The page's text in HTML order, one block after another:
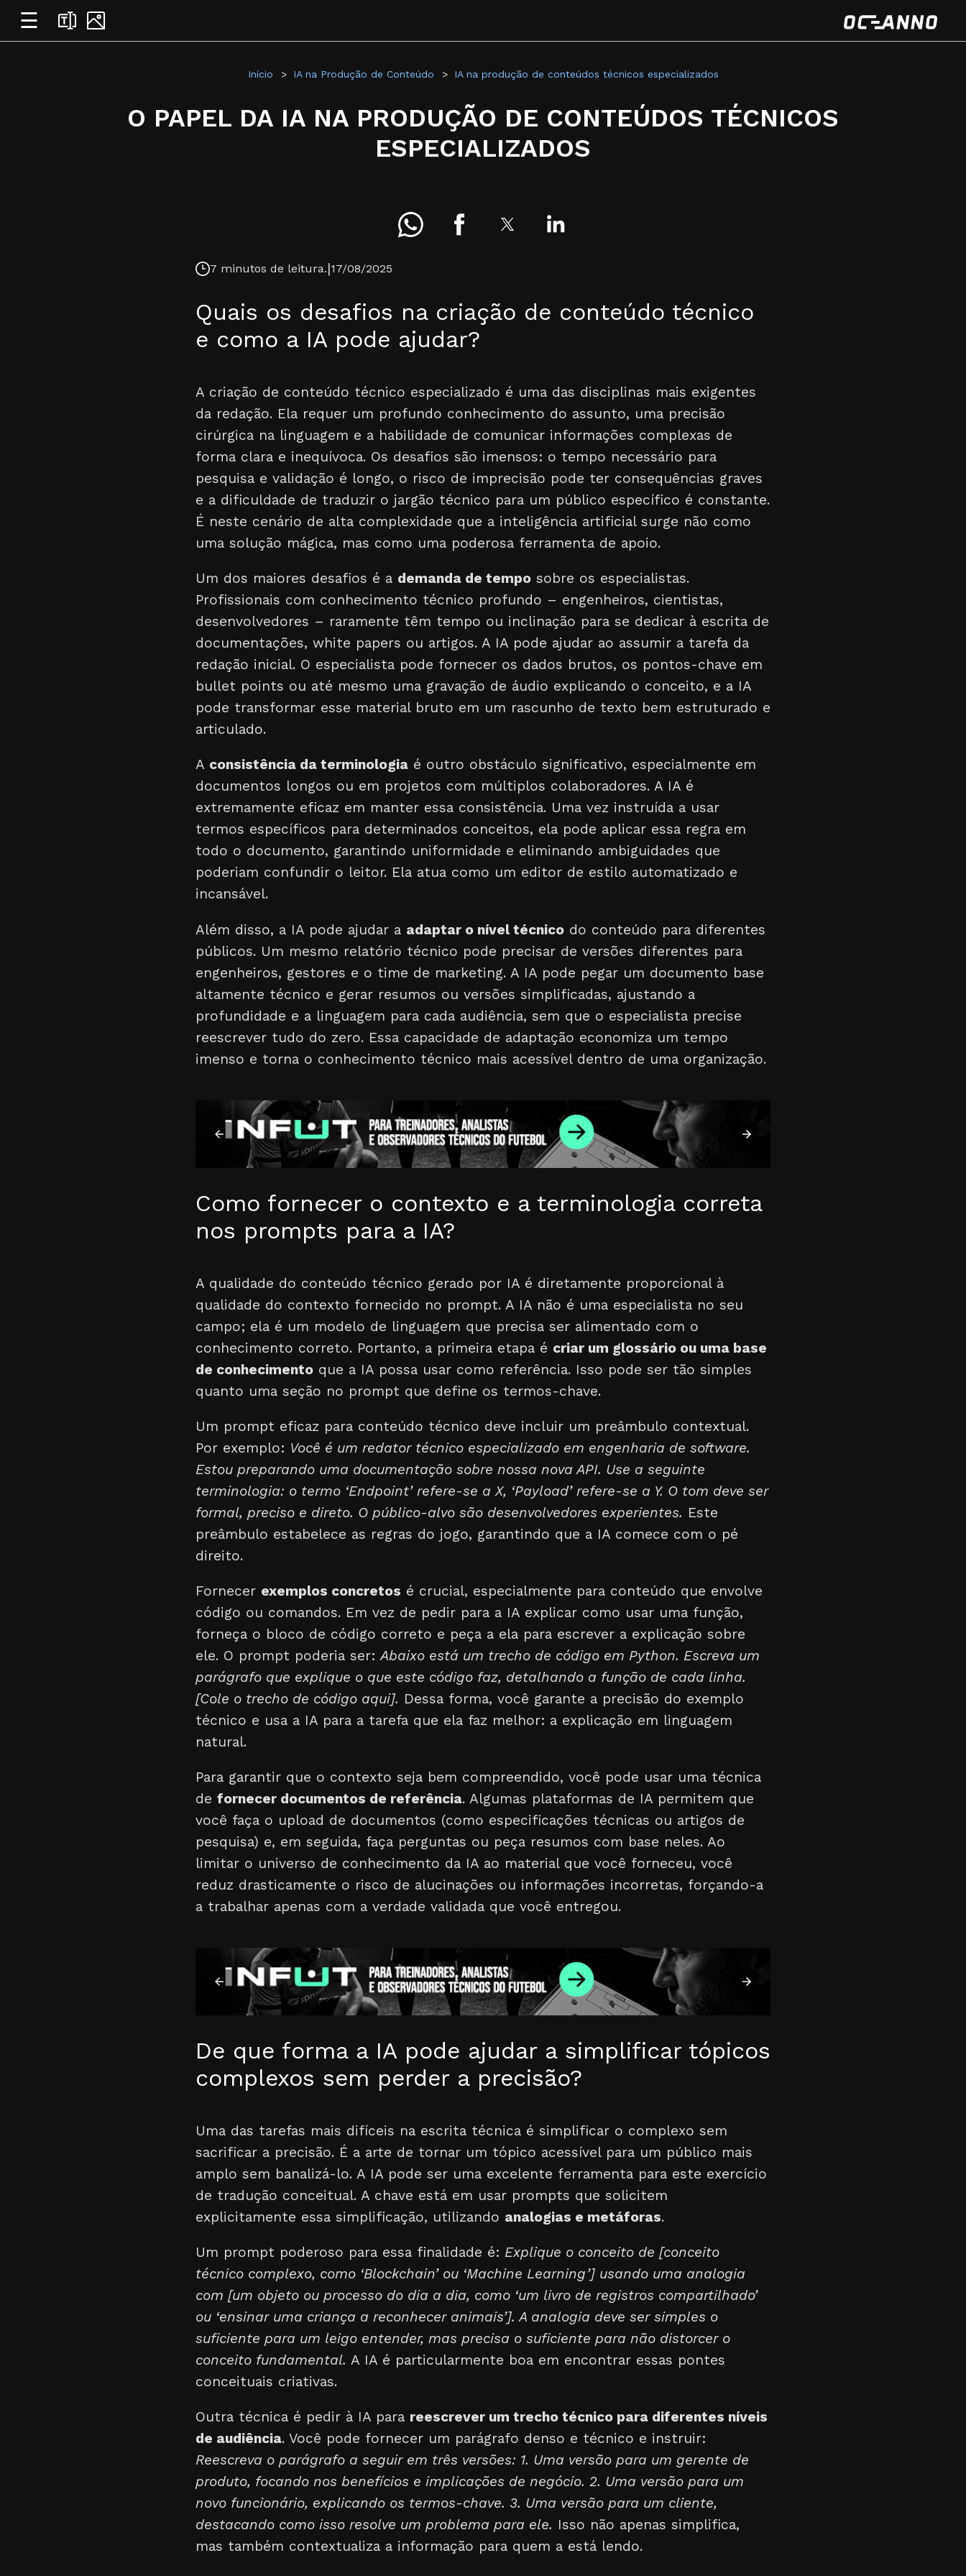
☰
Início IA na Produção de Conteúdo IA na produção de conteúdos técnicos especializados
O PAPEL DA IA NA PRODUÇÃO DE CONTEÚDOS TÉCNICOS
ESPECIALIZADOS
7 minutos de leitura.|17/08/2025
Quais os desafios na criação de conteúdo técnico
e como a IA pode ajudar?
A criação de conteúdo técnico especializado é uma das disciplinas mais exigentes
da redação. Ela requer um profundo conhecimento do assunto, uma precisão
cirúrgica na linguagem e a habilidade de comunicar informações complexas de
forma clara e inequívoca. Os desafios são imensos: o tempo necessário para
pesquisa e validação é longo, o risco de imprecisão pode ter consequências graves
e a dificuldade de traduzir o jargão técnico para um público específico é constante.
É neste cenário de alta complexidade que a inteligência artificial surge não como
uma solução mágica, mas como uma poderosa ferramenta de apoio.
Um dos maiores desafios é a demanda de tempo sobre os especialistas.
Profissionais com conhecimento técnico profundo – engenheiros, cientistas,
desenvolvedores – raramente têm tempo ou inclinação para se dedicar à escrita de
documentações, white papers ou artigos. A IA pode ajudar ao assumir a tarefa da
redação inicial. O especialista pode fornecer os dados brutos, os pontos-chave em
bullet points ou até mesmo uma gravação de áudio explicando o conceito, e a IA
pode transformar esse material bruto em um rascunho de texto bem estruturado e
articulado.
A consistência da terminologia é outro obstáculo significativo, especialmente em
documentos longos ou em projetos com múltiplos colaboradores. A IA é
extremamente eficaz em manter essa consistência. Uma vez instruída a usar
termos específicos para determinados conceitos, ela pode aplicar essa regra em
todo o documento, garantindo uniformidade e eliminando ambiguidades que
poderiam confundir o leitor. Ela atua como um editor de estilo automatizado e
incansável.
Além disso, a IA pode ajudar a adaptar o nível técnico do conteúdo para diferentes
públicos. Um mesmo relatório técnico pode precisar de versões diferentes para
engenheiros, gestores e o time de marketing. A IA pode pegar um documento base
altamente técnico e gerar resumos ou versões simplificadas, ajustando a
profundidade e a linguagem para cada audiência, sem que o especialista precise
reescrever tudo do zero. Essa capacidade de adaptação economiza um tempo
imenso e torna o conhecimento técnico mais acessível dentro de uma organização.
Como fornecer o contexto e a terminologia correta
nos prompts para a IA?
A qualidade do conteúdo técnico gerado por IA é diretamente proporcional à
qualidade do contexto fornecido no prompt. A IA não é uma especialista no seu
campo; ela é um modelo de linguagem que precisa ser alimentado com o
conhecimento correto. Portanto, a primeira etapa é criar um glossário ou uma base
de conhecimento que a IA possa usar como referência. Isso pode ser tão simples
quanto uma seção no prompt que define os termos-chave.
Um prompt eficaz para conteúdo técnico deve incluir um preâmbulo contextual.
Por exemplo: Você é um redator técnico especializado em engenharia de software.
Estou preparando uma documentação sobre nossa nova API. Use a seguinte
terminologia: o termo ‘Endpoint’ refere-se a X, ‘Payload’ refere-se a Y. O tom deve ser
formal, preciso e direto. O público-alvo são desenvolvedores experientes. Este
preâmbulo estabelece as regras do jogo, garantindo que a IA comece com o pé
direito.
Fornecer exemplos concretos é crucial, especialmente para conteúdo que envolve
código ou comandos. Em vez de pedir para a IA explicar como usar uma função,
forneça o bloco de código correto e peça a ela para escrever a explicação sobre
ele. O prompt poderia ser:Abaixo está um trecho de código em Python. Escreva um
parágrafo que explique o que este código faz, detalhando a função de cada linha.
[Cole o trecho de código aqui]. Dessa forma, você garante a precisão do exemplo
técnico e usa a IA para a tarefa que ela faz melhor: a explicação em linguagem
natural.
Para garantir que o contexto seja bem compreendido, você pode usar uma técnica
de fornecer documentos de referência. Algumas plataformas de IA permitem que
você faça o upload de documentos (como especificações técnicas ou artigos de
pesquisa) e, em seguida, faça perguntas ou peça resumos com base neles. Ao
limitar o universo de conhecimento da IA ao material que você forneceu, você
reduz drasticamente o risco de alucinações ou informações incorretas, forçando-a
a trabalhar apenas com a verdade validada que você entregou.
De que forma a IA pode ajudar a simplificar tópicos
complexos sem perder a precisão?
Uma das tarefas mais difíceis na escrita técnica é simplificar o complexo sem
sacrificar a precisão. É a arte de tornar um tópico acessível para um público mais
amplo sem banalizá-lo. A IA pode ser uma excelente ferramenta para este exercício
de tradução conceitual. A chave está em usar prompts que solicitem
explicitamente essa simplificação, utilizando analogias e metáforas.
Um prompt poderoso para essa finalidade é: Explique o conceito de [conceito
técnico complexo, como ‘Blockchain’ ou ‘Machine Learning’] usando uma analogia
com [um objeto ou processo do dia a dia, como ‘um livro de registros compartilhado’
ou ‘ensinar uma criança a reconhecer animais’]. A analogia deve ser simples o
suficiente para um leigo entender, mas precisa o suficiente para não distorcer o
conceito fundamental. A IA é particularmente boa em encontrar essas pontes
conceituais criativas.
Outra técnica é pedir à IA para reescrever um trecho técnico para diferentes níveis
de audiência. Você pode fornecer um parágrafo denso e técnico e instruir:
Reescreva o parágrafo a seguir em três versões: 1. Uma versão para um gerente de
produto, focando nos benefícios e implicações de negócio. 2. Uma versão para um
novo funcionário, explicando os termos-chave. 3. Uma versão para um cliente,
destacando como isso resolve um problema para ele. Isso não apenas simplifica,
mas também contextualiza a informação para quem a está lendo.